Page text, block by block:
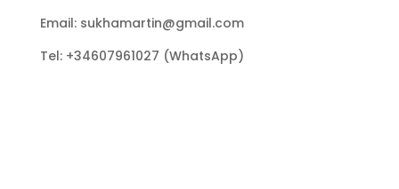
Email: sukhamartin@gmail.com
Tel: +34607961027 (WhatsApp)